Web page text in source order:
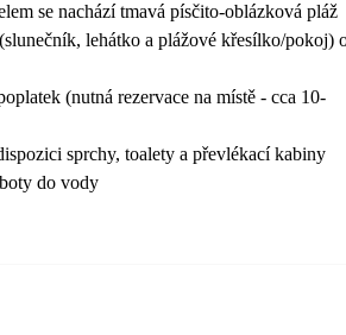
se nachází tmavá písčito-oblázková pláž
lehátko a plážové křesílko/pokoj)
(nutná rezervace na místě - cca 10-
sprchy, toalety a převlékací kabiny
do vody